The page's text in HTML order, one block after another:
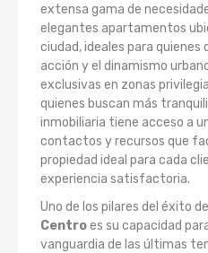
extensa gama de
elegantes apartamentos
ciudad, ideales para quienes
acción y el dinamismo
exclusivas en zonas
quienes buscan más
inmobiliaria tiene acceso a
contactos y recursos que
propiedad ideal para cada
experiencia satisfactoria.
Uno de los pilares del éxito
Centroes su capacidad
vanguardia de las últimas